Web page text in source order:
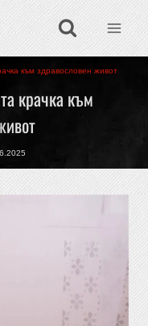
към здравословен живот
крачка към